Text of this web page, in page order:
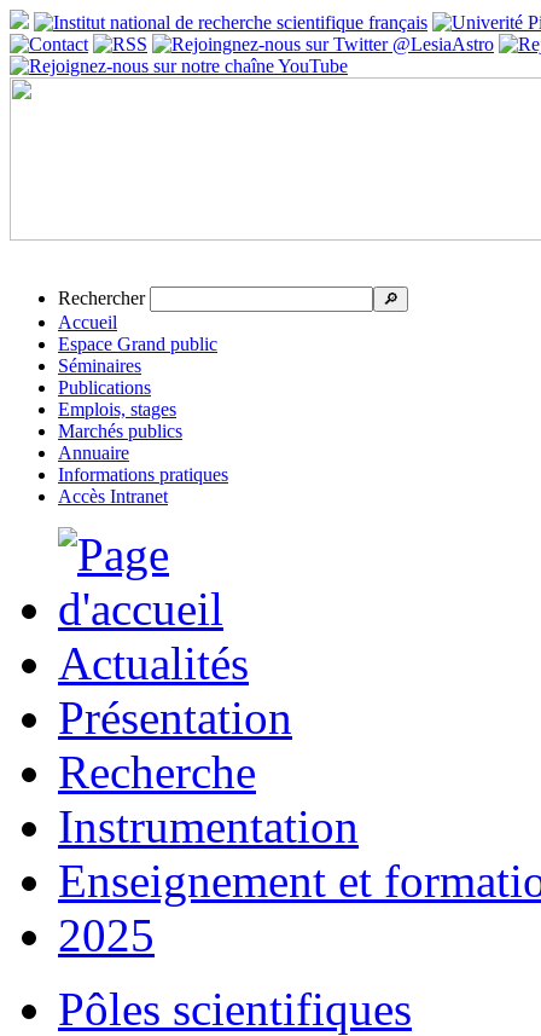
Rechercher 🔎
Accueil
Espace Grand public
Séminaires
Publications
Emplois, stages
Marchés publics
Annuaire
Informations pratiques
Accès Intranet
Actualités
Présentation
Recherche
Instrumentation
Enseignement et
2025
Pôles scientifiques